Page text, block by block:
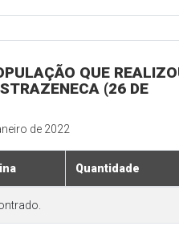
QUE
(26 DE
de 2022
Quantidade